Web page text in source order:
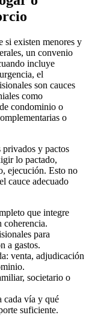
si existen menores y
un convenio
incluye
el
son cauces
como
condominio o
o
privados y pactos
lo pactado,
ejecución. Esto no
cauce adecuado
que integre
coherencia.
para
a gastos.
venta, adjudicación
societario o
cada vía y qué
suficiente.